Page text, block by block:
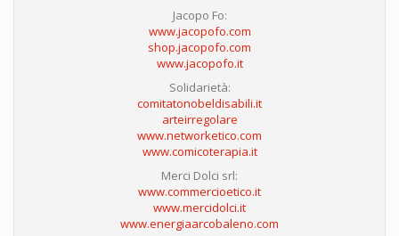
Jacopo Fo:
www.jacopofo.com
shop.jacopofo.com
www.jacopofo.it
Solidarietà:
comitatonobeldisabili.it
arteirregolare
www.networketico.com
www.comicoterapia.it
Merci Dolci srl:
www.commercioetico.it
www.mercidolci.it
www.energiaarcobaleno.com